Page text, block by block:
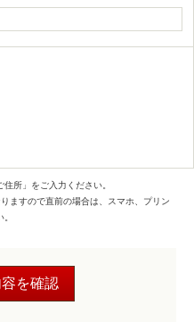
所」をご入力ください。
ますので直前の場合は、スマホ、プリン